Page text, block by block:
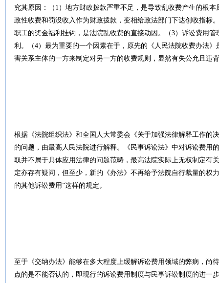
究其原因：（1）地方财政拨款严重不足，是导致乱收费产生的根
政性收费和罚没收入作为财政拨款，变相给政法部门下达创收指标
职工的奖金福利挂钩，是法院乱收费的直接动因。（3）诉讼费用
利。（4）最为重要的一个因素在于，原先的《人民法院收费办法
害关系主体的一方来制定对另一方的收费规则，显然有失公允且违
根据《法院组织法》和全国人大常委会《关于加强法律解释工作的
的问题，由最高人民法院进行解释。《民事诉讼法》中对诉讼费用
取并不属于具体应用法律的问题范畴，最高法院实际上无权制定有
定亦存有疑问，但至少，新的《办法》不再给予法院自行裁量的权
的其他诉讼费用”这样的规定。
至于《交纳办法》能够在多大程度上缓解诉讼费用领域的弊病，尚
点的是不能否认的，即现行的诉讼费用制度与民事诉讼制度的进一